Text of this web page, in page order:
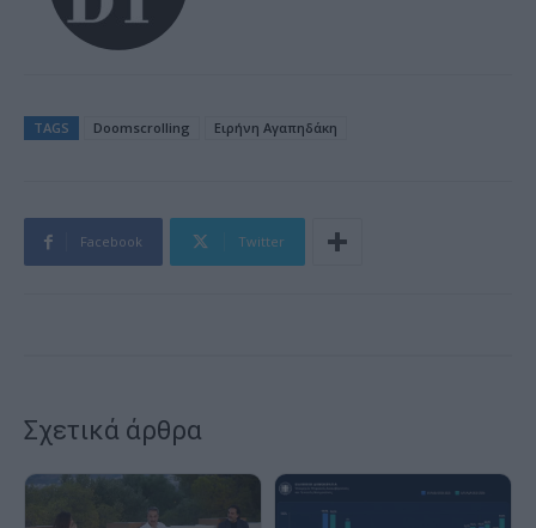
TAGS Doomscrolling Ειρήνη Αγαπηδάκη
Facebook Twitter
Σχετικά άρθρα